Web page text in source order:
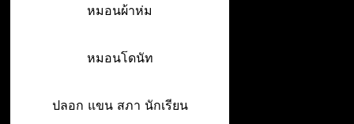
หมอนผ้าห่ม
หมอนโดนัท
ปลอก แขน สภา นักเรียน